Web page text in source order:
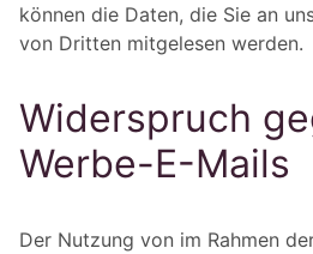
können die Daten, die Sie an
von Dritten mitgelesen werden.
Widerspruch
Werbe-E-Mails
Der Nutzung von im Rahmen